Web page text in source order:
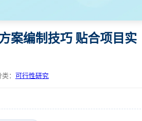
案编制技巧 贴合项目实
： 可行性研究